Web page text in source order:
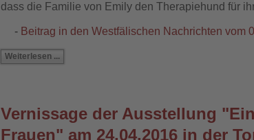
dass die Familie von Emily den Therapiehund für
- Beitrag in den Westfälischen Nachrichten vom
Weiterlesen ...
Vernissage der Ausstellung
Frauen" am 24.04.2016 in der